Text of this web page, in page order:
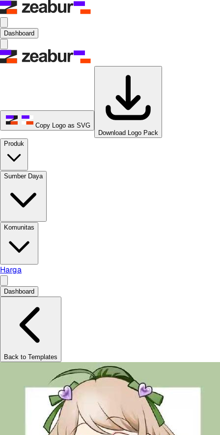
Dashboard
Copy Logo as SVG
Download Logo Pack
Produk
Sumber Daya
Komunitas
Harga
Dashboard
Back to Templates